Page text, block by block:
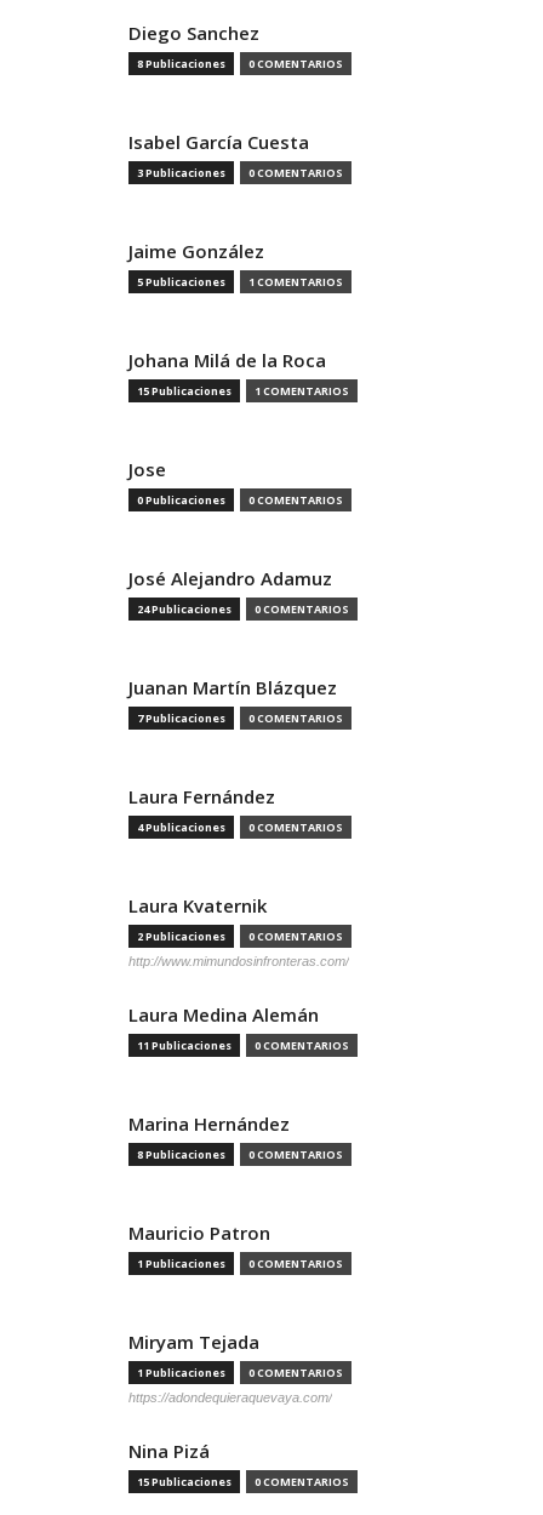
Diego Sanchez
8 Publicaciones 0 COMENTARIOS
Isabel García Cuesta
3 Publicaciones 0 COMENTARIOS
Jaime González
5 Publicaciones 1 COMENTARIOS
Johana Milá de la Roca
15 Publicaciones 1 COMENTARIOS
Jose
0 Publicaciones 0 COMENTARIOS
José Alejandro Adamuz
24 Publicaciones 0 COMENTARIOS
Juanan Martín Blázquez
7 Publicaciones 0 COMENTARIOS
Laura Fernández
4 Publicaciones 0 COMENTARIOS
Laura Kvaternik
2 Publicaciones 0 COMENTARIOS
http://www.mimundosinfronteras.com/
Laura Medina Alemán
11 Publicaciones 0 COMENTARIOS
Marina Hernández
8 Publicaciones 0 COMENTARIOS
Mauricio Patron
1 Publicaciones 0 COMENTARIOS
Miryam Tejada
1 Publicaciones 0 COMENTARIOS
https://adondequieraquevaya.com/
Nina Pizá
15 Publicaciones 0 COMENTARIOS